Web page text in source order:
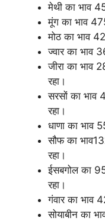
मेथी का भाव
मूंग का भाव
मोठ का भाव
ज्वार का भाव
जीरा का भाव
रहा।
सरसों का भाव
रहा।
धाणा का भाव
सौफ का
रहा।
ईसबगोल का
रहा।
गंवार का भाव
सोयाबीन का